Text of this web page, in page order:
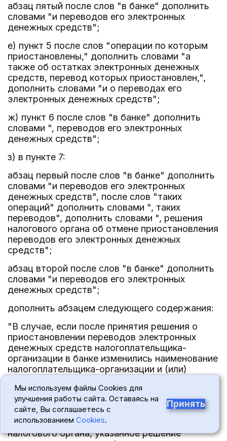
абзац пятый после слов "в банке" дополнить
словами "и переводов его электронных
денежных средств";
е) пункт 5 после слов "операции по которым
приостановлены," дополнить словами "а
также об остатках электронных денежных
средств, перевод которых приостановлен,",
дополнить словами "и о переводах его
электронных денежных средств";
ж) пункт 6 после слов "в банке" дополнить
словами ", переводов его электронных
денежных средств";
з) в пункте 7:
абзац первый после слов "в банке" дополнить
словами "и переводов его электронных
денежных средств", после слов "таких
операций" дополнить словами ", таких
переводов", дополнить словами ", решения
налогового органа об отмене приостановления
переводов его электронных денежных
средств";
абзац второй после слов "в банке" дополнить
словами "и переводов его электронных
денежных средств";
дополнить абзацем следующего содержания:
"В случае, если после принятия решения о
приостановлении переводов электронных
денежных средств налогоплательщика-
организации в банке изменились наименование
налогоплательщика-организации и (или)
средства платежа налогоплательщика-
организации, переводы электронных
денежных средств с использованием которого
приостановлены по этому решению
налогового органа, указанное решение
Мы используем файлы Cookies для
улучшения работы сайта. Оставаясь на
сайте, Вы соглашаетесь с
использованием Cookies.
Принять